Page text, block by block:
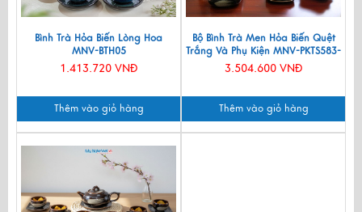
Bình Trà Hỏa Biến Lòng Hoa
MNV-BTH05
1.413.720 VNĐ
Thêm vào giỏ hàng
Bộ Bình Trà Men Hỏa Biến Quệt
Trắng Và Phụ Kiện MNV-PKTS583-
3
3.504.600 VNĐ
Thêm vào giỏ hàng